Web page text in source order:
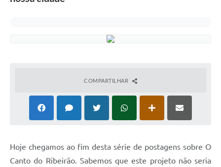
COMPARTILHAR
Hoje chegamos ao fim desta série de postagens sobre O
Canto do Ribeirão. Sabemos que este projeto não seria